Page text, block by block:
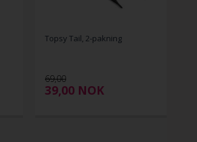
Topsy Tail, 2-pakning
69,00
39,00 NOK